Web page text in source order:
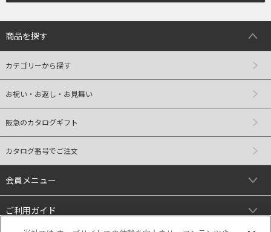
商品を探す
カテゴリーから探す
お祝い・お返し・お見舞い
阪急のカタログギフト
カタログ番号でご注文
会員メニュー
ご利用ガイド